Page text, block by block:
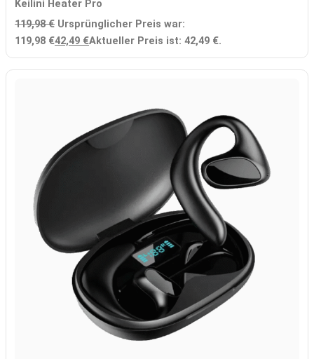
Keilini Heater Pro
119,98€ Ursprünglicher Preis war:
119,98 €42,49 €Aktueller Preis ist: 42,49 €.